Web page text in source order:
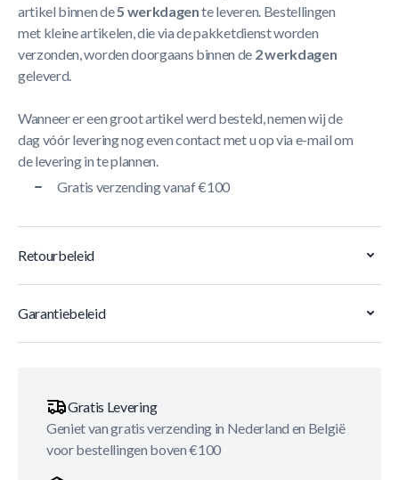
artikel binnen de5 werkdagente leveren. Bestellingen
met kleine artikelen, die via de pakketdienst worden
verzonden, worden doorgaans binnen de 2 werkdagen
geleverd.
Wanneer er een groot artikel werd besteld, nemen wij de
dag vóór levering nog even contact met u op via e-mail om
de levering in te plannen.
Gratis verzending vanaf €100
Retourbeleid
Garantiebeleid
Gratis Levering
Geniet van gratis verzending in Nederland en België
voor bestellingen boven €100